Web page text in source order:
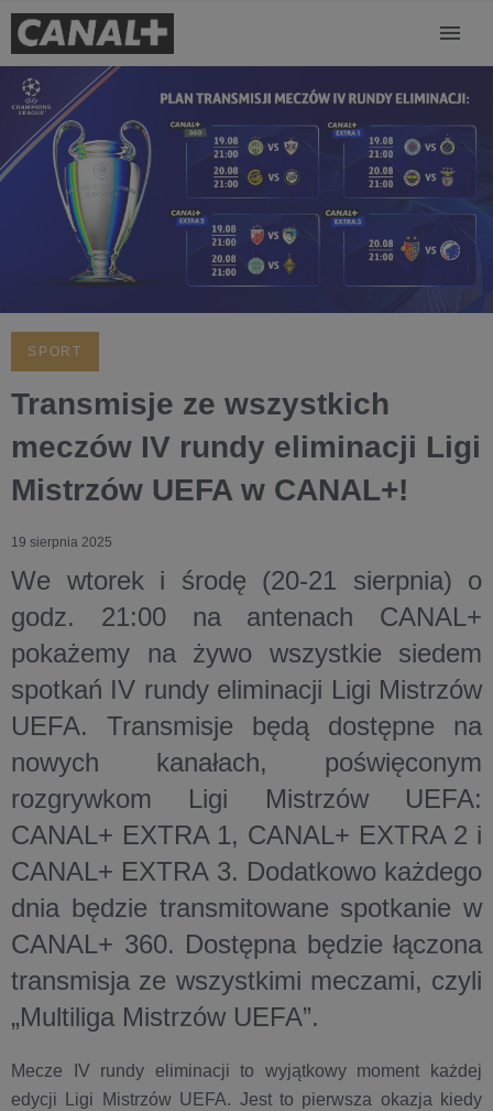
SPORT
Transmisje ze wszystkich
meczów IV rundy eliminacji Ligi
Mistrzów UEFA w CANAL+!
19 sierpnia 2025
We wtoreki środę (20-21 sierpnia) o
godz. 21:00 na antenach CANAL+
pokażemy
na żywo wszystkie siedem
spotkań IV rundy eliminacji Ligi Mistrzów
UEFA. Transmisje będą dostępne na
nowych kanałach, poświęconym
rozgrywkom Ligi Mistrzów UEFA:
CANAL+ EXTRA 1, CANAL+ EXTRA 2 i
CANAL+ EXTRA 3. Dodatkowo każdego
dnia będzie transmitowane spotkanie w
CANAL+ 360. Dostępna będzie łączona
transmisja ze wszystkimi meczami, czyli
„Multiliga Mistrzów UEFA”.
Mecze IV rundy eliminacji to wyjątkowy moment każdej
edycji Ligi Mistrzów UEFA. Jest to pierwsza okazja kiedy